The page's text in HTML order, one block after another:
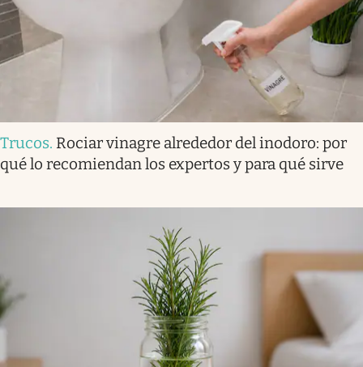
Trucos. Rociar vinagre alrededor del inodoro: por
qué lo recomiendan los expertos y para qué sirve